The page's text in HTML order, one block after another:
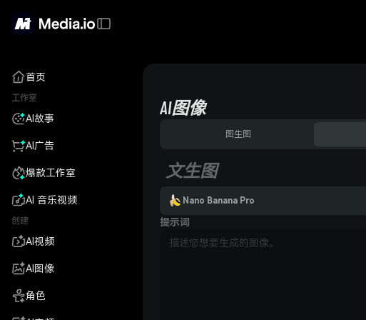
首页
工作室
AI故事
AI广告
爆款工作室
AI 音乐视频
创建
AI视频
AI图像
角色
AI图像
图生图
文生图
Nano Banana Pro
提示词